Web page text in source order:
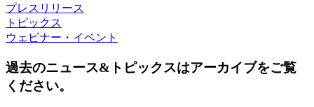
プレスリリース
トピックス
ウェビナー・イベント
過去のニュース&トピックスはアーカイブをご覧
ください。